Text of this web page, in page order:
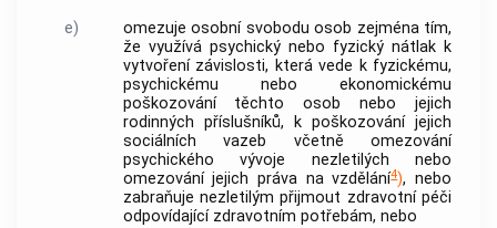
e)
omezuje osobní svobodu osob zejména tím,
že využívá psychický nebo fyzický nátlak k
vytvoření závislosti, která vede k fyzickému,
psychickému nebo ekonomickému
poškozování těchto osob nebo jejich
rodinných příslušníků, k poškozování jejich
sociálních vazeb včetně omezování
psychického vývoje nezletilých nebo
omezování jejich práva na vzdělání4), nebo
zabraňuje nezletilým přijmout zdravotní péči
odpovídající zdravotním potřebám, nebo